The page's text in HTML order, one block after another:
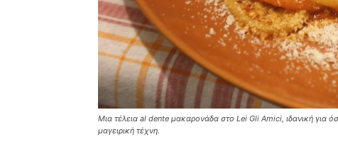
Μια τέλεια al dente μακαρονάδα στο Lei Gli Amici, ιδανική για
μαγειρική τέχνη.